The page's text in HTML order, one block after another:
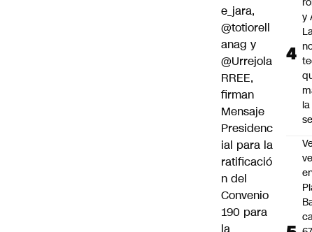
e_jara,
@totiorell
anag y
@Urrejola
RREE,
firman
Mensaje
Presidenc
ial para la
ratificació
n del
Convenio
190 para
la
y
la